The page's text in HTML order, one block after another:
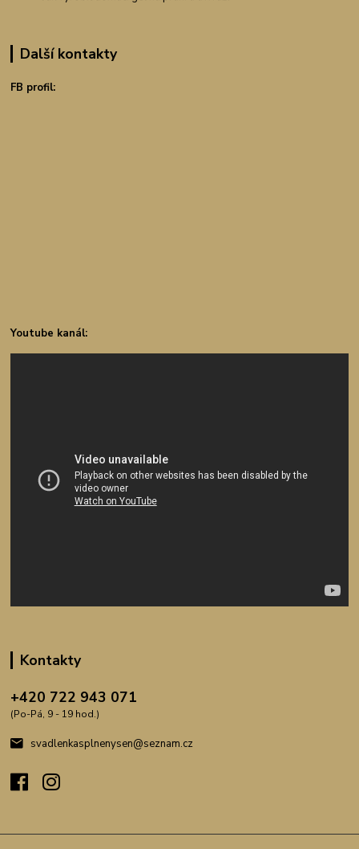
Další kontakty
FB profil:
Youtube kanál:
Kontakty
+420 722 943 071
(Po-Pá, 9 - 19 hod.)
svadlenkasplnenysen@seznam.cz